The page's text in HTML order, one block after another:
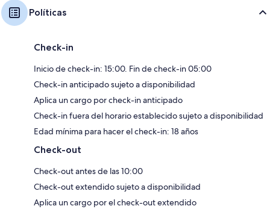
Políticas
Check-in
Inicio de check-in: 15:00. Fin de check-in 05:00
Check-in anticipado sujeto a disponibilidad
Aplica un cargo por check-in anticipado
Check-in fuera del horario establecido sujeto a disponibilidad
Edad mínima para hacer el check-in: 18 años
Check-out
Check-out antes de las 10:00
Check-out extendido sujeto a disponibilidad
Aplica un cargo por el check-out extendido